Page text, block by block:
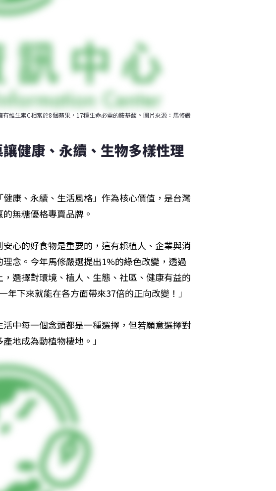
維生素C相當於8個蘋果，17種生命必需的胺基酸。圖片來源：馬修嚴
健康、永續、生物多樣性理
康、永續、生活風格」作為核心價值，是台灣
無糖優格專賣品牌。
心的好食物是重要的，這有賴植人、企業與消
念。今年馬修嚴選提出1%的綠色改變，透過
選擇對環境、植人、生態、社區、健康有益的
下來就能在各方面帶來37倍的正向改變！」
中每一個念頭都是一種選擇，但若願意選擇對
地成為動植物棲地。」